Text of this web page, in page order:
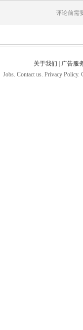
评论前需
关于我们
广告服
Jobs. Contact us. Privacy